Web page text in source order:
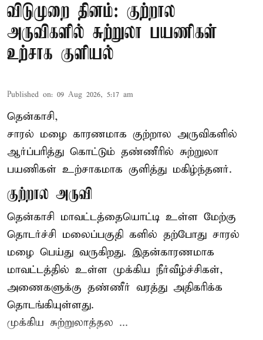
விடுமுறை தினம்: குற்றால
அருவிகளில் சுற்றுலா பயணிகள்
உற்சாக குளியல்
Published on: 09 Aug 2026, 5:17 am
தென்காசி,
சாரல் மழை காரணமாக குற்றால அருவிகளில்
ஆர்ப்பரித்து கொட்டும் தண்ணீரில் சுற்றுலா
பயணிகள் உற்சாகமாக குளித்து மகிழ்ந்தனர்.
குற்றால அருவி
தென்காசி மாவட்டத்தையொட்டி உள்ள மேற்கு
தொடர்ச்சி மலைப்பகுதி களில் தற்போது சாரல்
மழை பெய்து வருகிறது. இதன்காரணமாக
மாவட்டத்தில் உள்ள முக்கிய நீர்வீழ்ச்சிகள்,
அணைகளுக்கு தண்ணீர் வரத்து அதிகரிக்க
தொடங்கியுள்ளது.
முக்கிய சுற்றுலாத்தல ...